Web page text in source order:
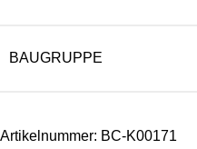
BAUGRUPPE
Artikelnummer: BC-K00171